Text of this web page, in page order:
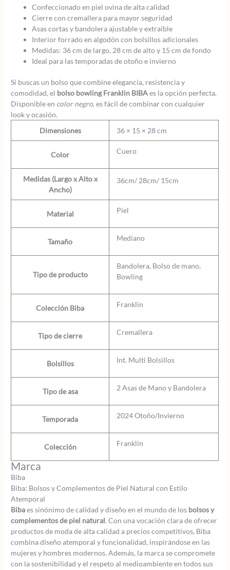
Confeccionado en piel ovina de alta calidad
Cierre con cremallera para mayor seguridad
Asas cortas y bandolera ajustable y extraíble
Interior forrado en algodón con bolsillos adicionales
Medidas: 36 cm de largo, 28 cm de alto y 15 cm de fondo
Ideal para las temporadas de otoño e invierno
Si buscas un bolso que combine elegancia, resistencia y
comodidad, el bolso bowling Franklin BIBAes la opción perfecta.
Disponible en color negro, es fácil de combinar con cualquier
look y ocasión.
Dimensiones
36 × 15 × 28 cm
Color Cuero
Medidas (Largo x Alto x
Ancho)
36cm/ 28cm/ 15cm
Material Piel
Tamaño Mediano
Tipo de producto
Bandolera, Bolso de mano,
Bowling
Colección Biba Franklin
Tipo de cierre Cremallera
Bolsillos Int. Multi Bolsillos
Tipo de asa 2 Asas de Mano y Bandolera
Temporada 2024 Otoño/Invierno
Colección Franklin
Marca
Biba
Biba: Bolsos y Complementos de Piel Natural con Estilo
Atemporal
Bibaes sinónimo de calidad y diseño en el mundo de los bolsos y
complementos de piel natural. Con una vocación clara de ofrecer
productos de moda de alta calidad a precios competitivos, Biba
combina diseño atemporal y funcionalidad, inspirándose en las
mujeres y hombres modernos. Además, la marca se compromete
con la sostenibilidad y el respeto al medioambiente en todos sus